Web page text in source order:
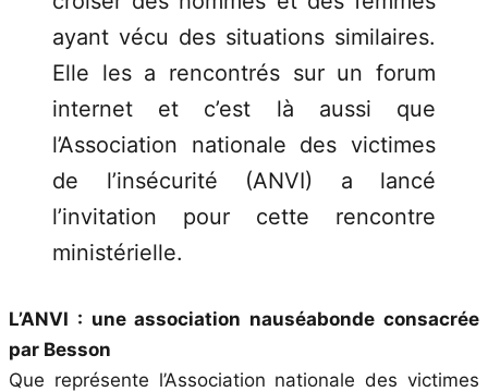
ayant vécu des situations similaires.
Elle les a rencontrés sur un forum
internet et c’est là aussi que
l’Association nationale des victimes
de l’insécurité (ANVI) a lancé
l’invitation pour cette rencontre
ministérielle.
L’ANVI : une association nauséabonde consacrée
par Besson
Que représente l’Association nationale des victimes